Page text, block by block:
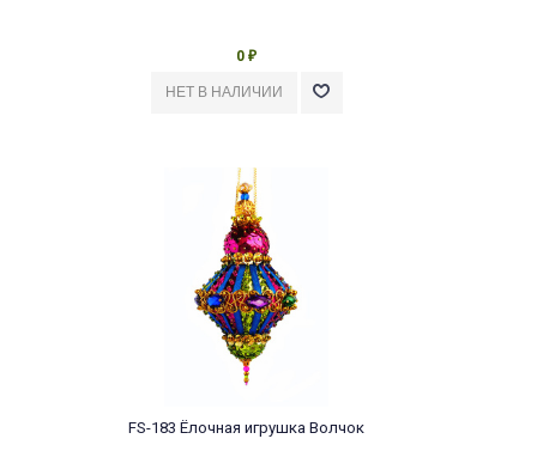
0 ₽
FS-183 Ёлочная игрушка Волчок